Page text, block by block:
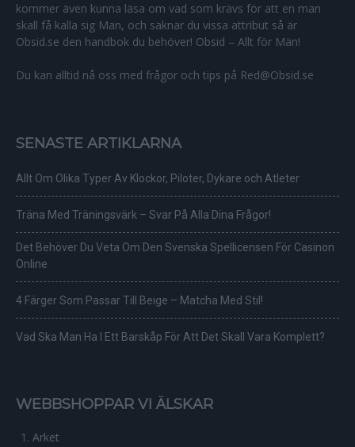
kommer även kunna läsa om vad som krävs för att en man
skall få kalla sig Man, och saknar du vissa attribut så är
Obsid.se den handbok du behöver! Obsid – Allt för Män!
Du kan alltid nå oss med frågor och tips på Red@Obsid.se
SENASTE ARTIKLARNA
Allt Om Olika Typer Av Klockor, Piloter, Dykare och Atleter
Träna Med Träningsvärk – Svar På Alla Dina Frågor!
Det Behöver Du Veta Om Den Svenska Spellicensen För Casinon
Online
4 Färger Som Passar Till Beige – Matcha Med Stil!
Vad Ska Man Ha I Ett Barskåp För Att Det Skall Vara Komplett?
WEBBSHOPPAR VI ÄLSKAR
Arket